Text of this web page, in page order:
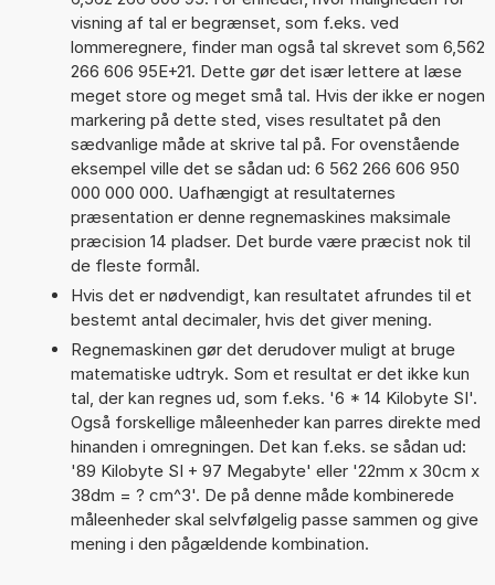
visning af tal er begrænset, som f.eks. ved
lommeregnere, finder man også tal skrevet som 6,562
266 606 95E+21. Dette gør det især lettere at læse
meget store og meget små tal. Hvis der ikke er nogen
markering på dette sted, vises resultatet på den
sædvanlige måde at skrive tal på. For ovenstående
eksempel ville det se sådan ud: 6 562 266 606 950
000 000 000. Uafhængigt at resultaternes
præsentation er denne regnemaskines maksimale
præcision 14 pladser. Det burde være præcist nok til
de fleste formål.
Hvis det er nødvendigt, kan resultatet afrundes til et
bestemt antal decimaler, hvis det giver mening.
Regnemaskinen gør det derudover muligt at bruge
matematiske udtryk. Som et resultat er det ikke kun
tal, der kan regnes ud, som f.eks. '6 * 14 Kilobyte SI'.
Også forskellige måleenheder kan parres direkte med
hinanden i omregningen. Det kan f.eks. se sådan ud:
'89 Kilobyte SI + 97 Megabyte' eller '22mm x 30cm x
38dm = ? cm^3'. De på denne måde kombinerede
måleenheder skal selvfølgelig passe sammen og give
mening i den pågældende kombination.